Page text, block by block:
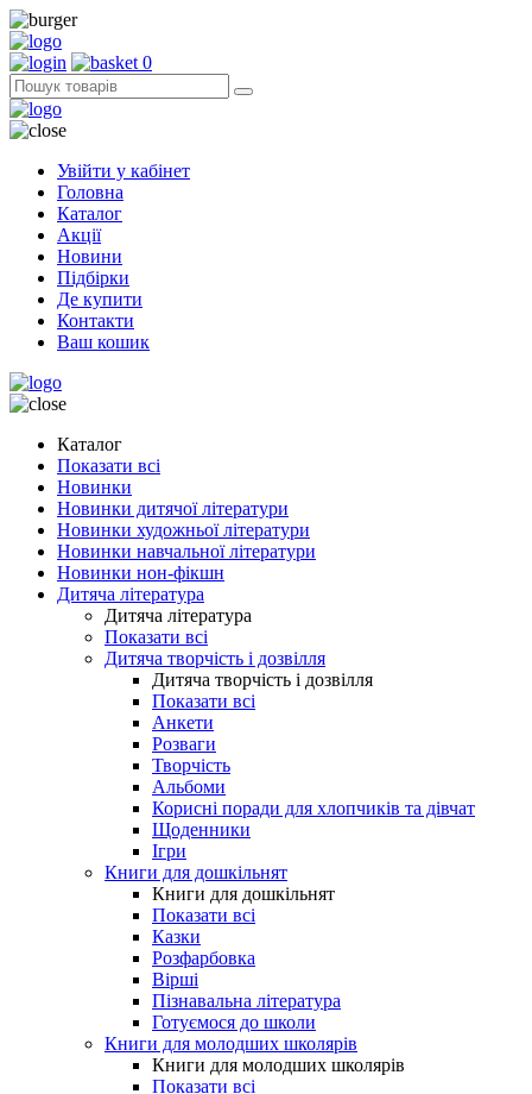
0
Увійти у кабінет
Головна
Каталог
Акції
Новини
Підбірки
Де купити
Контакти
Ваш кошик
Каталог
Показати всі
Новинки
Новинки дитячої літератури
Новинки художньої літератури
Новинки навчальної літератури
Новинки нон-фікшн
Дитяча література
Дитяча література
Показати всі
Дитяча творчість і дозвілля
Дитяча творчість і дозвілля
Показати всі
Анкети
Розваги
Творчість
Альбоми
Корисні поради для хлопчиків та дівчат
Щоденники
Ігри
Книги для дошкільнят
Книги для дошкільнят
Показати всі
Казки
Розфарбовка
Вірші
Пізнавальна література
Готуємося до школи
Книги для молодших школярів
Книги для молодших школярів
Показати всі